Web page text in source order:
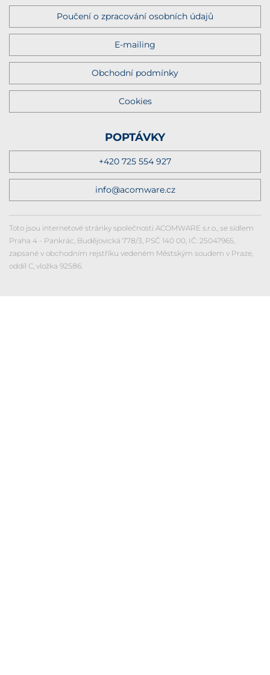
Poučení o zpracování osobních údajů
E-mailing
Obchodní podmínky
Cookies
POPTÁVKY
+420 725 554 927
info@acomware.cz
Toto jsou internetové stránky společnosti ACOMWARE s.r.o., se sídlem
Praha 4 - Pankrác, Budějovická 778/3, PSČ 140 00, IČ: 25047965,
zapsané v obchodním rejstříku vedeném Městským soudem v Praze,
oddíl C, vložka 92586.